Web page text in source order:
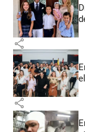
share
share